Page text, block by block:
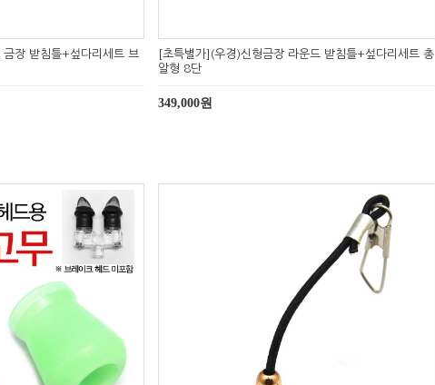
장 받침틀+섶다리세트 브
[초특별가](우경)신형금장 라운드 받침틀+섶다리세트 총
알형 8단
349,000원